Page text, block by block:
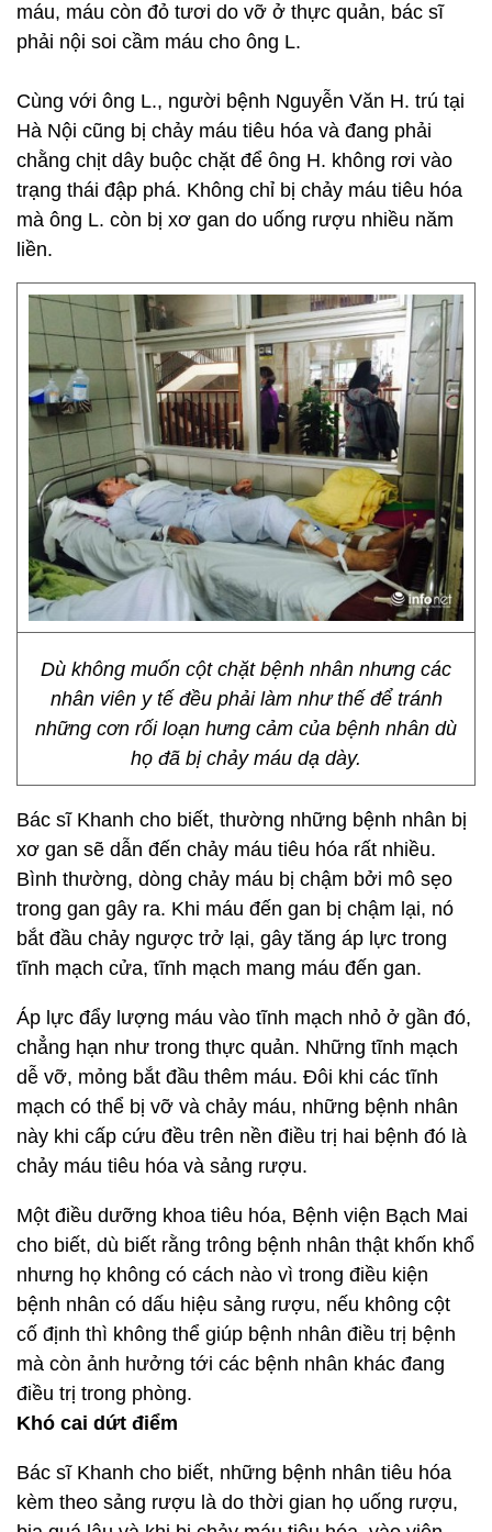
máu, máu còn đỏ tươi do vỡ ở thực quản, bác sĩ
phải nội soi cầm máu cho ông L.
Cùng với ông L., người bệnh Nguyễn Văn H. trú tại
Hà Nội cũng bị chảy máu tiêu hóa và đang phải
chằng chịt dây buộc chặt để ông H. không rơi vào
trạng thái đập phá. Không chỉ bị chảy máu tiêu hóa
mà ông L. còn bị xơ gan do uống rượu nhiều năm
liền.
Dù không muốn cột chặt bệnh nhân nhưng các
nhân viên y tế đều phải làm như thế để tránh
những cơn rối loạn hưng cảm của bệnh nhân dù
họ đã bị chảy máu dạ dày.
Bác sĩ Khanh cho biết, thường những bệnh nhân bị
xơ gan sẽ dẫn đến chảy máu tiêu hóa rất nhiều.
Bình thường, dòng chảy máu bị chậm bởi mô sẹo
trong gan gây ra. Khi máu đến gan bị chậm lại, nó
bắt đầu chảy ngược trở lại, gây tăng áp lực trong
tĩnh mạch cửa, tĩnh mạch mang máu đến gan.
Áp lực đẩy lượng máu vào tĩnh mạch nhỏ ở gần đó,
chẳng hạn như trong thực quản. Những tĩnh mạch
dễ vỡ, mỏng bắt đầu thêm máu. Đôi khi các tĩnh
mạch có thể bị vỡ và chảy máu, những bệnh nhân
này khi cấp cứu đều trên nền điều trị hai bệnh đó là
chảy máu tiêu hóa và sảng rượu.
Một điều dưỡng khoa tiêu hóa, Bệnh viện Bạch Mai
cho biết, dù biết rằng trông bệnh nhân thật khốn khổ
nhưng họ không có cách nào vì trong điều kiện
bệnh nhân có dấu hiệu sảng rượu, nếu không cột
cố định thì không thể giúp bệnh nhân điều trị bệnh
mà còn ảnh hưởng tới các bệnh nhân khác đang
điều trị trong phòng.
Khó cai dứt điểm
Bác sĩ Khanh cho biết, những bệnh nhân tiêu hóa
kèm theo sảng rượu là do thời gian họ uống rượu,